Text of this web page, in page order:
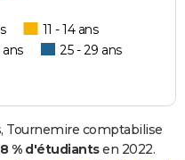
11 - 14 ans
ans
25 - 29 ans
Tournemire comptabilise
% d'étudiantsen 2022.